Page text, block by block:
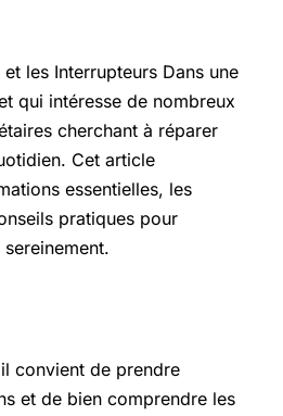
les Interrupteurs Dans une
qui intéresse de nombreux
cherchant à réparer
Cet article
essentielles, les
pratiques pour
convient de prendre
et de bien comprendre les